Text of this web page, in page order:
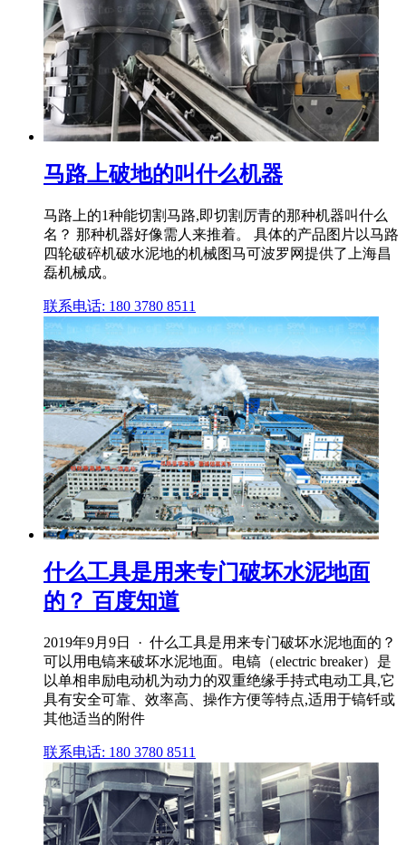
马路上破地的叫什么机器
马路上的1种能切割马路,即切割厉青的那种机器叫什么
名？ 那种机器好像需人来推着。 具体的产品图片以马路
四轮破碎机破水泥地的机械图马可波罗网提供了上海昌
磊机械成。
联系电话: 180 3780 8511
什么工具是用来专门破坏水泥地面
的？ 百度知道
2019年9月9日 · 什么工具是用来专门破坏水泥地面的？
可以用电镐来破坏水泥地面。电镐（electric breaker）是
以单相串励电动机为动力的双重绝缘手持式电动工具,它
具有安全可靠、效率高、操作方便等特点,适用于镐钎或
其他适当的附件
联系电话: 180 3780 8511